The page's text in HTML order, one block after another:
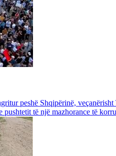
peshë Shqipërinë,
të një mazhorance të